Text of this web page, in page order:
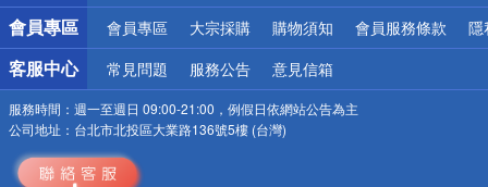
會員專區 會員專區 大宗採購 購物須知 會員服務條款 隱
客服中心 常見問題 服務公告 意見信箱
服務時間： 週一至週日 09:00-21:00，例假日依網站公告為主
公司地址： 台北市北投區大業路136號5樓 (台灣)